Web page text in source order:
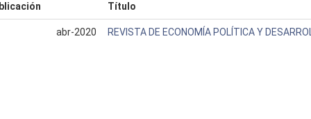
Título
abr-2020 REVISTA DE ECONOMÍA POLÍTICA Y